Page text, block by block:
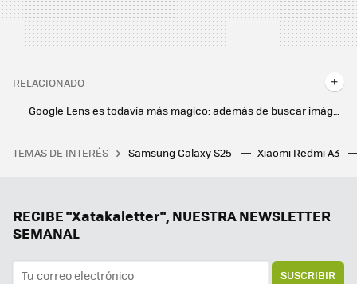
RELACIONADO
Google Lens es todavía más magico: además de buscar imágenes, ahora puedes grabar vídeos con la cámara del móvil
Yo también cometía este error al usar el horno en casa, hasta que me enteré que podía causar daños en los muebles de la cocina
TEMAS DE INTERÉS Samsung Galaxy S25 Xiaomi Redmi A3
RECIBE "Xatakaletter", NUESTRA NEWSLETTER
SEMANAL
SUSCRIBIR